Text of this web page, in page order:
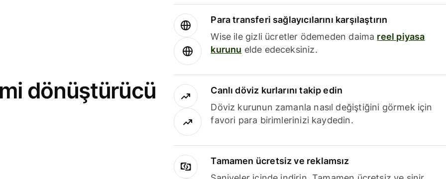
dönüştürücü
Para transferi sağlayıcılarını karşılaştırın
Wise ile gizli ücretler ödemeden daima reel piyasa
kurunu elde edeceksiniz.
Canlı döviz kurlarını takip edin
Döviz kurunun zamanla nasıl değiştiğini görmek için
favori para birimlerinizi kaydedin.
Tamamen ücretsiz ve reklamsız